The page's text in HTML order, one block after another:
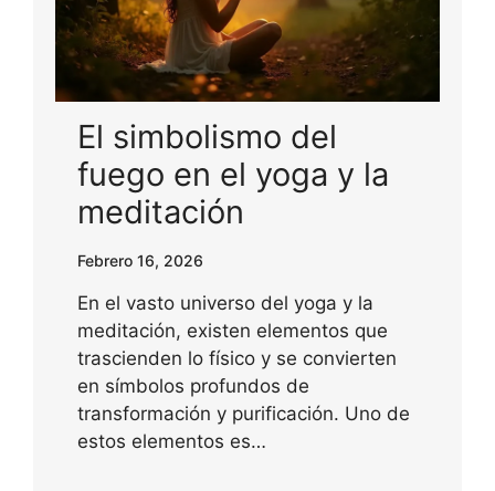
El simbolismo del
fuego en el yoga y la
meditación
Febrero 16, 2026
En el vasto universo del yoga y la
meditación, existen elementos que
trascienden lo físico y se convierten
en símbolos profundos de
transformación y purificación. Uno de
estos elementos es…